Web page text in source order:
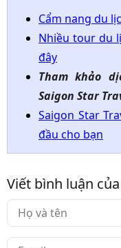
Cẩm nang du
Nhiều tour du
đây
Tham khảo
Saigon Star
Saigon Star
đầu cho bạn
Viết bình luận